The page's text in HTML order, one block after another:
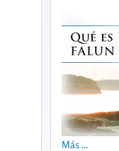
Más ...